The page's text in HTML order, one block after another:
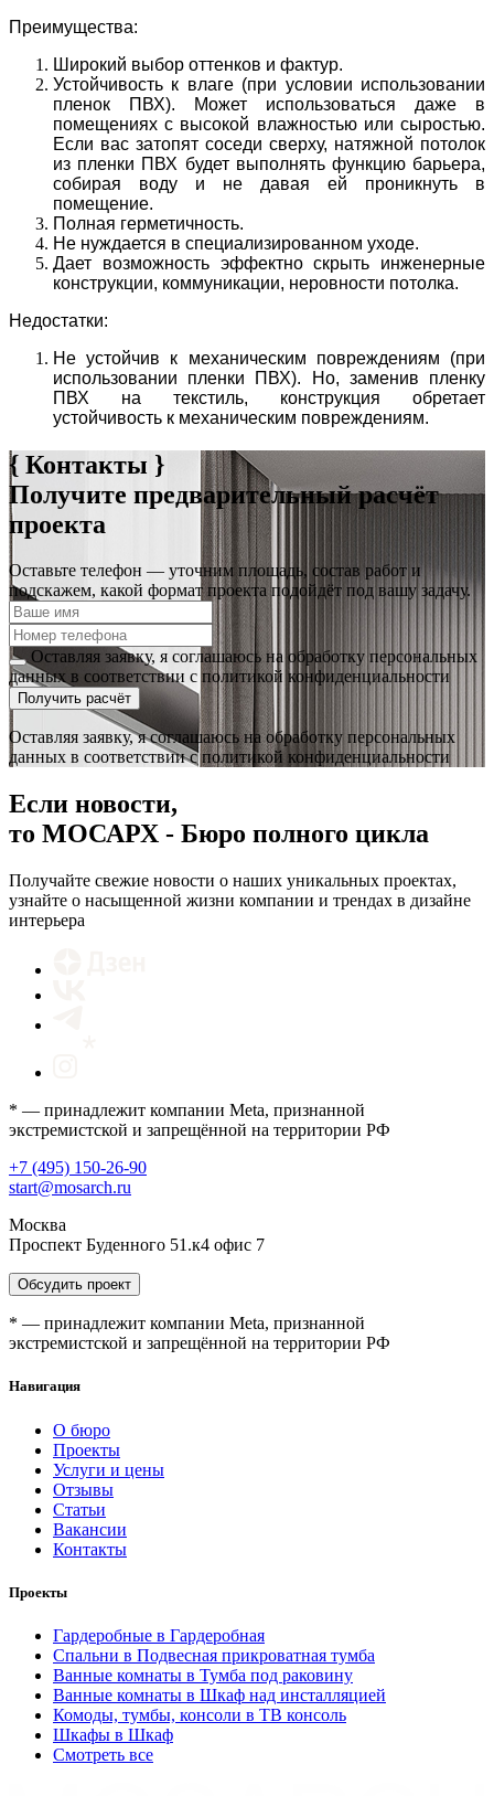
Преимущества:
Широкий выбор оттенков и фактур.
Устойчивость к влаге (при условии использовании
пленок ПВХ). Может использоваться даже в
помещениях с высокой влажностью или сыростью.
Если вас затопят соседи сверху, натяжной потолок
из пленки ПВХ будет выполнять функцию барьера,
собирая воду и не давая ей проникнуть в
помещение.
Полная герметичность.
Не нуждается в специализированном уходе.
Дает возможность эффектно скрыть инженерные
конструкции, коммуникации, неровности потолка.
Недостатки:
Не устойчив к механическим повреждениям (при
использовании пленки ПВХ). Но, заменив пленку
ПВХ на текстиль, конструкция обретает
устойчивость к механическим повреждениям.
{ Контакты }
Получите предварительный расчёт
проекта
Оставьте телефон — уточним площадь, состав работ и
подскажем, какой формат проекта подойдёт под вашу задачу.
Оставляя заявку, я соглашаюсь на обработку персональных
данных в соответствии с политикой конфиденциальности
Получить расчёт
Оставляя заявку, я соглашаюсь на обработку персональных
данных в соответствии с политикой конфиденциальности
Если новости,
то МОСАРХ - Бюро полного цикла
Получайте свежие новости о наших уникальных проектах,
узнайте о насыщенной жизни компании и трендах в дизайне
интерьера
* — принадлежит компании Meta, признанной
экстремистской и запрещённой на территории РФ
+7 (495) 150-26-90
start@mosarch.ru
Москва
Проспект Буденного 51.к4 офис 7
Обсудить проект
* — принадлежит компании Meta, признанной
экстремистской и запрещённой на территории РФ
Навигация
О бюро
Проекты
Услуги и цены
Отзывы
Статьи
Вакансии
Контакты
Проекты
Гардеробные в Гардеробная
Спальни в Подвесная прикроватная тумба
Ванные комнаты в Тумба под раковину
Ванные комнаты в Шкаф над инсталляцией
Комоды, тумбы, консоли в ТВ консоль
Шкафы в Шкаф
Смотреть все